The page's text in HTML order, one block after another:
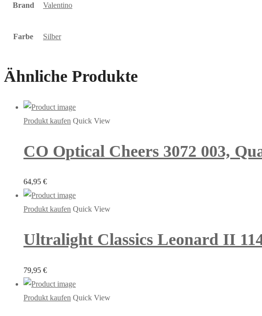
Brand Valentino
Farbe Silber
Ähnliche Produkte
Produkt kaufen Quick View
CO Optical Cheers 3072 003,
64,95 €
Produkt kaufen Quick View
Ultralight Classics Leonard II
79,95 €
Produkt kaufen Quick View